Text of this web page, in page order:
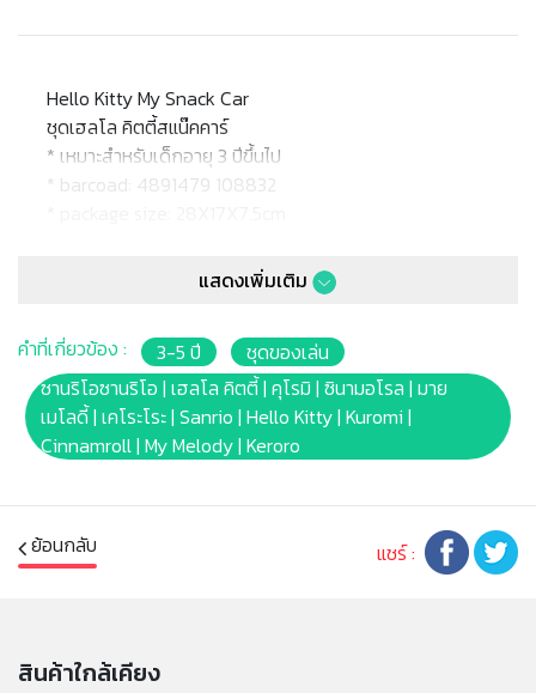
Hello Kitty My Snack Car
ชุดเฮลโล คิตตี้สแน๊คคาร์
* เหมาะสำหรับเด็กอายุ 3 ปีขึ้นไป
* barcoad: 4891479 108832
สินค้าอาจมีการเปลี่ยนแปลงลวดลาย สีสันบนผลิตภัณฑ์ หรือ
ของผลิตภัณฑ์ที่แสดงบนเว็บไซต์อาจมีความแตกต่างกันจาก
การตั้งค่าการแสดงผลสีของแต่ละหน้าจอ
คำเตือน/ข้อห้าม:
งานในการดูแลของผู้ปกครอง หรือผู้เชี่ยวชาญ ไม่นำเข้าจมูก
และขว้างปา
แสดงเพิ่มเติม
คำที่เกี่ยวข้อง : 3-5 ปี
ชุดของเล่น
ซานริโอซานริโอ | เฮลโล คิตตี้ | คุโรมิ | ซินามอโรล | มาย
เมโลดี้ | เคโระโระ | Sanrio | Hello Kitty | Kuromi |
Cinnamroll | My Melody | Keroro
ย้อนกลับ แชร์ :
สินค้าใกล้เคียง